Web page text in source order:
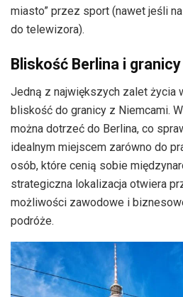
miasto” przez sport (nawet jeśli
do telewizora).
Bliskość Berlina i
Jedną z największych zalet życia
bliskość do granicy z Niemcami.
można dotrzeć do Berlina, co
idealnym miejscem zarówno do
osób, które cenią sobie
strategiczna lokalizacja otwiera
możliwości zawodowe i
podróże.